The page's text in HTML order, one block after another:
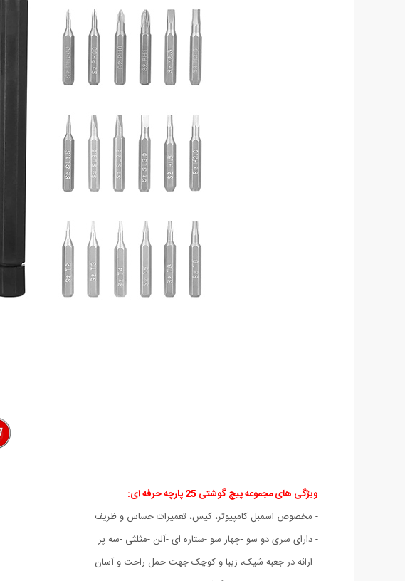
ویژگی های مجموعه پیچ گوشتی 25 پارچه حرفه ای:
- مخصوص اسمبل کامپیوتر، کیس، تعمیرات حساس و ظریف
- دارای سری دو سو -چهار سو -ستاره ای -آلن -مثلثی -سه پر
- ارائه در جعبه شیک، زیبا و کوچک جهت حمل راحت و آسان